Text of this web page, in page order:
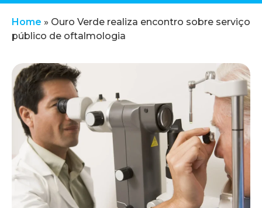
Home » Ouro Verde realiza encontro sobre serviço
público de oftalmologia